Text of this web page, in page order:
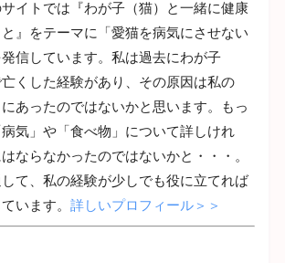
イトでは『わが子（猫）と一緒に健康
』をテーマに「愛猫を病気にさせない
信しています。私は過去にわが子
亡くした経験があり、その原因は私の
にあったのではないかと思います。もっ
気」や「食べ物」について詳しけれ
ならなかったのではないかと・・・。
て、私の経験が少しでも役に立てれば
います。 詳しいプロフィール＞＞